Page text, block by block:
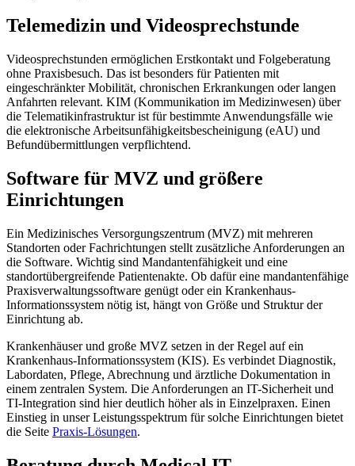
Telemedizin und Videosprechstunde
Videosprechstunden ermöglichen Erstkontakt und Folgeberatung
ohne Praxisbesuch. Das ist besonders für Patienten mit
eingeschränkter Mobilität, chronischen Erkrankungen oder langen
Anfahrten relevant. KIM (Kommunikation im Medizinwesen) über
die Telematikinfrastruktur ist für bestimmte Anwendungsfälle wie
die elektronische Arbeitsunfähigkeitsbescheinigung (eAU) und
Befundübermittlungen verpflichtend.
Software für MVZ und größere
Einrichtungen
Ein Medizinisches Versorgungszentrum (MVZ) mit mehreren
Standorten oder Fachrichtungen stellt zusätzliche Anforderungen an
die Software. Wichtig sind Mandantenfähigkeit und eine
standortübergreifende Patientenakte. Ob dafür eine mandantenfähige
Praxisverwaltungssoftware genügt oder ein Krankenhaus-
Informationssystem nötig ist, hängt von Größe und Struktur der
Einrichtung ab.
Krankenhäuser und große MVZ setzen in der Regel auf ein
Krankenhaus-Informationssystem (KIS). Es verbindet Diagnostik,
Labordaten, Pflege, Abrechnung und ärztliche Dokumentation in
einem zentralen System. Die Anforderungen an IT-Sicherheit und
TI-Integration sind hier deutlich höher als in Einzelpraxen. Einen
Einstieg in unser Leistungsspektrum für solche Einrichtungen bietet
die Seite Praxis-Lösungen.